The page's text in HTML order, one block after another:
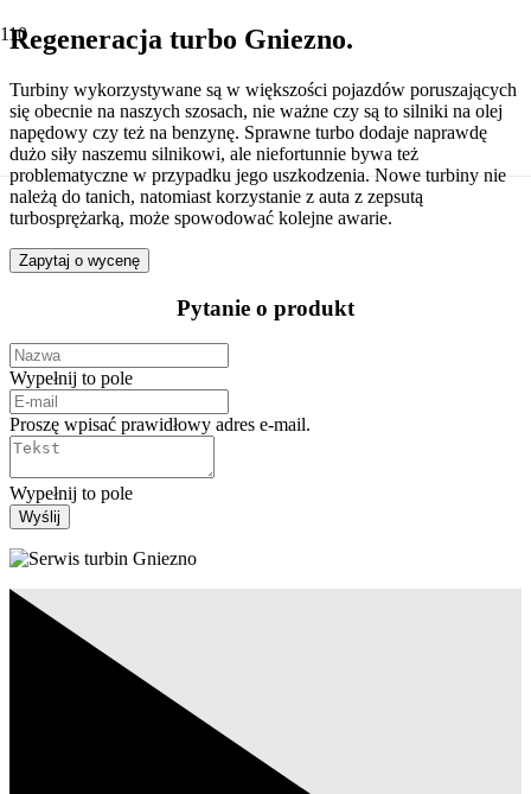
Regeneracja turbo Gniezno.
Turbiny wykorzystywane są w większości pojazdów poruszających
się obecnie na naszych szosach, nie ważne czy są to silniki na olej
napędowy czy też na benzynę. Sprawne turbo dodaje naprawdę
dużo siły naszemu silnikowi, ale niefortunnie bywa też
problematyczne w przypadku jego uszkodzenia. Nowe turbiny nie
należą do tanich, natomiast korzystanie z auta z zepsutą
turbosprężarką, może spowodować kolejne awarie.
Zapytaj o wycenę
Pytanie o produkt
Wypełnij to pole
Proszę wpisać prawidłowy adres e-mail.
Wypełnij to pole
Wyślij